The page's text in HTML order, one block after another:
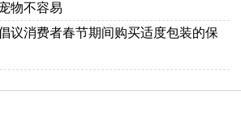
物不容易
议消费者春节期间购买适度包装的保